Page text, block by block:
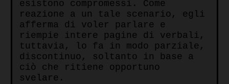
esistono compromessi. Come
reazione a un tale scenario, egli
afferma di voler parlare e
riempie intere pagine di verbali,
tuttavia, lo fa in modo parziale,
discontinuo, soltanto in base a
ciò che ritiene opportuno
svelare.